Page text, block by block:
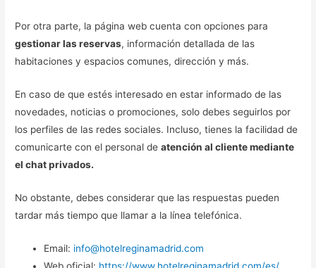
Por otra parte, la página web cuenta con opciones para
gestionar las reservas, información detallada de las
habitaciones y espacios comunes, dirección y más.
En caso de que estés interesado en estar informado de las
novedades, noticias o promociones, solo debes seguirlos por
los perfiles de las redes sociales. Incluso, tienes la facilidad de
comunicarte con el personal deatención al cliente mediante
el chat privados.
No obstante, debes considerar que las respuestas pueden
tardar más tiempo que llamar a la línea telefónica.
Email: info@hotelreginamadrid.com